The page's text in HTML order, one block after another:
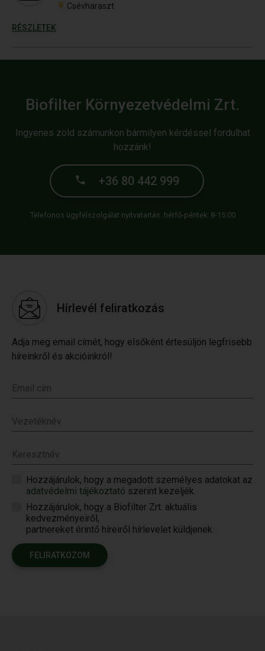
Csévharaszt
RÉSZLETEK
Biofilter Környezetvédelmi Zrt.
Ingyenes zöld számunkon bármilyen kérdéssel fordulhat
hozzánk!
+36 80 442 999
Telefonos ügyfélszolgálat nyitvatartás: hétfő-péntek: 8-15:00
Hírlevél feliratkozás
Adja meg email címét, hogy elsőként értesüljön legfrisebb
híreinkről és akcióinkról!
Email cím
Vezetéknév
Keresztnév
Hozzájárulok, hogy a megadott személyes adatokat az
adatvédelmi tájékoztató szerint kezeljék.
Hozzájárulok, hogy a Biofilter Zrt. aktuális
kedvezményeiről,
partnereket érintő híreiről hírlevelet küldjenek.